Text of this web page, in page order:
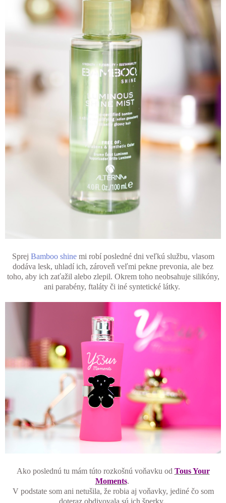
Sprej Bamboo shinemi robí posledné dni veľkú službu, vlasom
dodáva lesk, uhladí ich, zároveň veľmi pekne prevonia, ale bez
toho, aby ich zaťažil alebo zlepil. Okrem toho neobsahuje silikóny,
ani parabény, ftaláty či iné syntetické látky.
Ako poslednú tu mám túto rozkošnú voňavku od Tous Your
Moments.
V podstate som ani netušila, že robia aj voňavky, jediné čo som
doteraz obdivovala sú ich šperky.